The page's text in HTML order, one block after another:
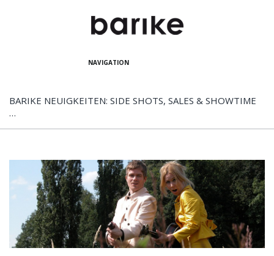
NAVIGATION
BARIKE NEUIGKEITEN: SIDE SHOTS, SALES & SHOWTIME
…